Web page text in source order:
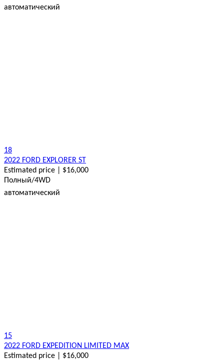
автоматический
18
2022 FORD EXPLORER ST
Estimated price | $16,000
Полный/4WD
автоматический
15
2022 FORD EXPEDITION LIMITED MAX
Estimated price | $16,000